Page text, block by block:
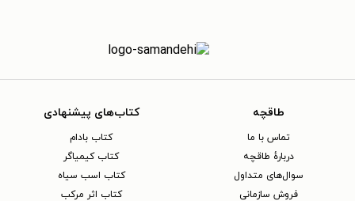
طاقچه
تماس با ما
دربارهٔ طاقچه
سوال‌های متداول
فروش سازمانی
کتاب‌های پیشنهادی
کتاب بادام
کتاب کیمیاگر
کتاب اسب سیاه
کتاب اثر مرکب